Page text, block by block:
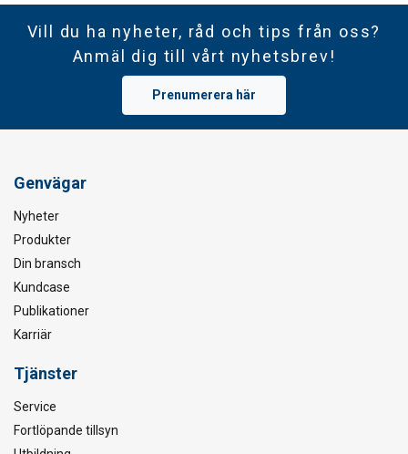
Vill du ha nyheter, råd och tips från oss?
Anmäl dig till vårt nyhetsbrev!
Prenumerera här
Genvägar
Nyheter
Produkter
Din bransch
Kundcase
Publikationer
Karriär
Tjänster
Service
Fortlöpande tillsyn